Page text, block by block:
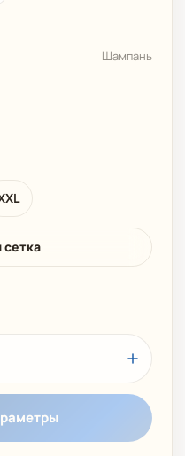
Шампань
сетка